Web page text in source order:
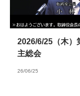
2026/6/25（木）
主総会
26/06/25